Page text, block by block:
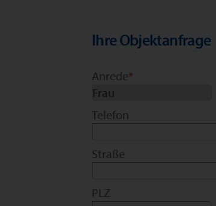
Ihre Objektanfrage
Anrede*
Telefon
Straße
PLZ